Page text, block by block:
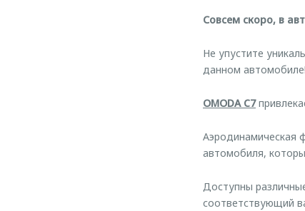
Совсем скоро, в
Не упустите
данном автомобиле!
OMODA C7
Аэродинамическая
автомобиля,
Доступны
соответствующий